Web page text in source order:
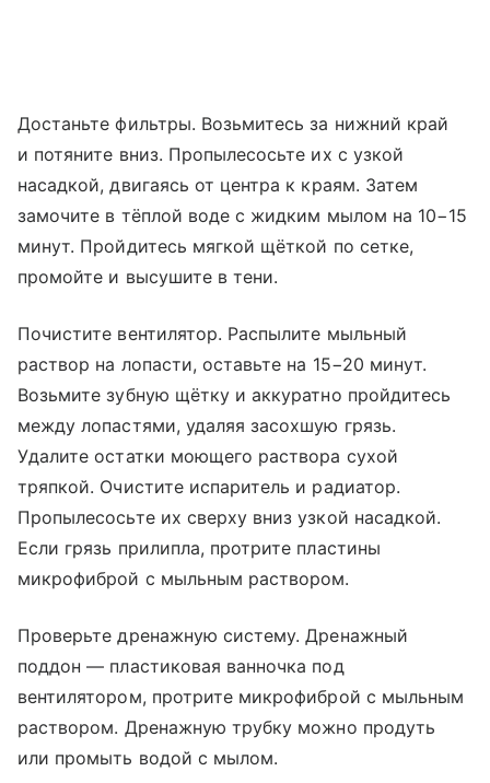
Достаньте фильтры. Возьмитесь за нижний край
и потяните вниз. Пропылесосьте их с узкой
насадкой, двигаясь от центра к краям. Затем
замочите в тёплой воде с жидким мылом на 10−15
минут. Пройдитесь мягкой щёткой по сетке,
промойте и высушите в тени.
Почистите вентилятор. Распылите мыльный
раствор на лопасти, оставьте на 15−20 минут.
Возьмите зубную щётку и аккуратно пройдитесь
между лопастями, удаляя засохшую грязь.
Удалите остатки моющего раствора сухой
тряпкой. Очистите испаритель и радиатор.
Пропылесосьте их сверху вниз узкой насадкой.
Если грязь прилипла, протрите пластины
микрофиброй с мыльным раствором.
Проверьте дренажную систему. Дренажный
поддон — пластиковая ванночка под
вентилятором, протрите микрофиброй с мыльным
раствором. Дренажную трубку можно продуть
или промыть водой с мылом.